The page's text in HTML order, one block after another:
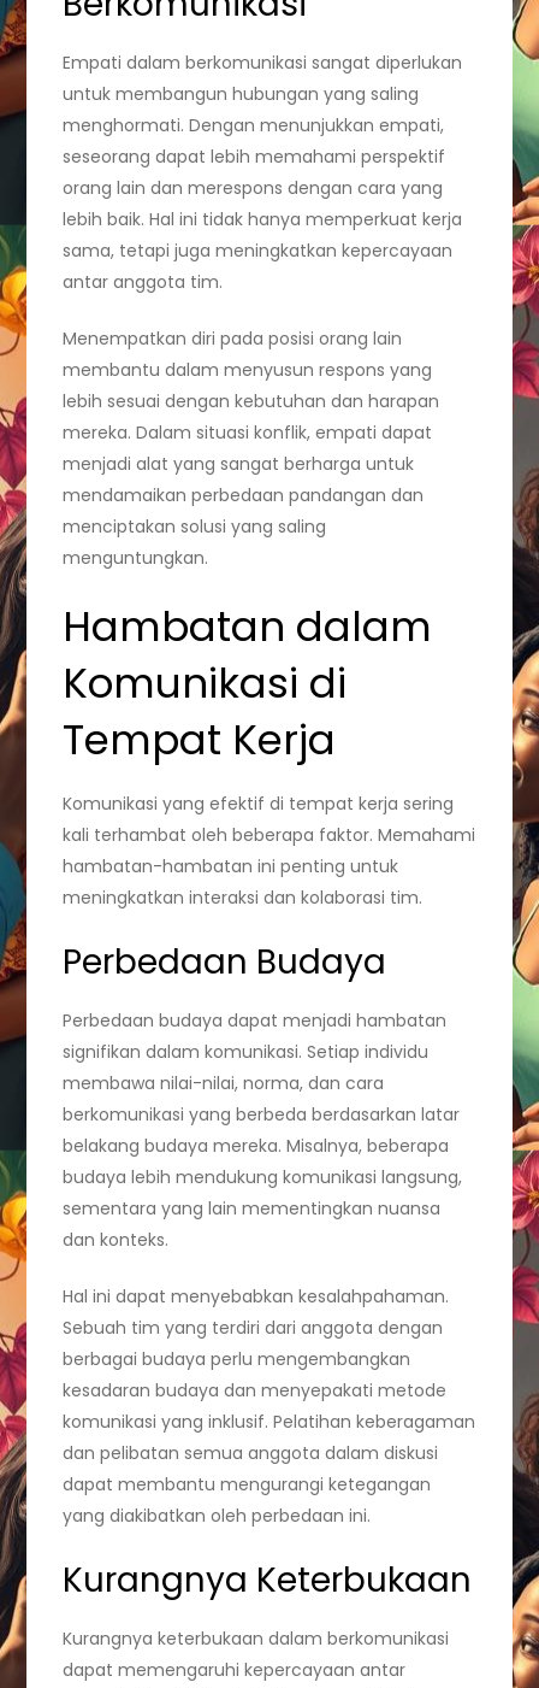
Empati dalam berkomunikasi sangat diperlukan
untuk membangun hubungan yang saling
menghormati. Dengan menunjukkan empati,
seseorang dapat lebih memahami perspektif
orang lain dan merespons dengan cara yang
lebih baik. Hal ini tidak hanya memperkuat kerja
sama, tetapi juga meningkatkan kepercayaan
antar anggota tim.
Menempatkan diri pada posisi orang lain
membantu dalam menyusun respons yang
lebih sesuai dengan kebutuhan dan harapan
mereka. Dalam situasi konflik, empati dapat
menjadi alat yang sangat berharga untuk
mendamaikan perbedaan pandangan dan
menciptakan solusi yang saling
menguntungkan.
Hambatan dalam
Komunikasi di
Tempat Kerja
Komunikasi yang efektif di tempat kerja sering
kali terhambat oleh beberapa faktor. Memahami
hambatan-hambatan ini penting untuk
meningkatkan interaksi dan kolaborasi tim.
Perbedaan Budaya
Perbedaan budaya dapat menjadi hambatan
signifikan dalam komunikasi. Setiap individu
membawa nilai-nilai, norma, dan cara
berkomunikasi yang berbeda berdasarkan latar
belakang budaya mereka. Misalnya, beberapa
budaya lebih mendukung komunikasi langsung,
sementara yang lain mementingkan nuansa
dan konteks.
Hal ini dapat menyebabkan kesalahpahaman.
Sebuah tim yang terdiri dari anggota dengan
berbagai budaya perlu mengembangkan
kesadaran budaya dan menyepakati metode
komunikasi yang inklusif. Pelatihan keberagaman
dan pelibatan semua anggota dalam diskusi
dapat membantu mengurangi ketegangan
yang diakibatkan oleh perbedaan ini.
Kurangnya Keterbukaan
Kurangnya keterbukaan dalam berkomunikasi
dapat memengaruhi kepercayaan antar